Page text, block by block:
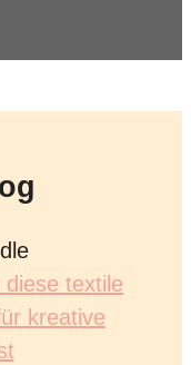
textile
kreative